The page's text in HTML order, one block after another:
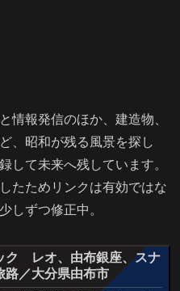
情報発信のほか、建造物、
、昭和が残る風景を探し
して未来へ残しています。
たためリンクは有効ではな
しずつ修正中。
ク レオ、由布銀座、スナ
路／大分県由布市